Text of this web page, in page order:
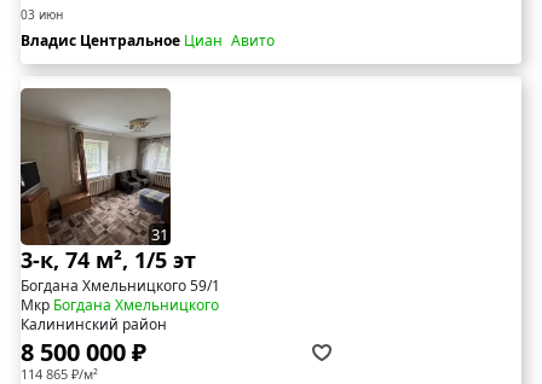
03 июн
Владис Центральное Циан Авито
31
3-к, 74 м², 1/5 эт
Богдана Хмельницкого 59/1
Мкр Богдана Хмельницкого
Калининский район
8 500 000 ₽
114 865 ₽/м²